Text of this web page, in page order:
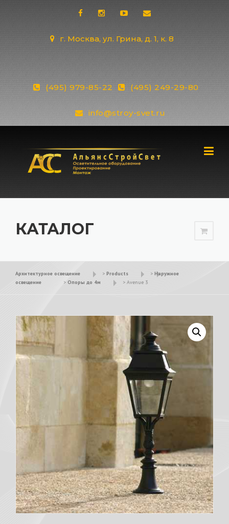
г. Москва, ул. Грина, д. 1, к. 8
(495) 979-85-22 (495) 249-29-80
info@stroy-svet.ru
КАТАЛОГ
Архитектурное освещение > Products > Наружное
освещение
> Опоры до 4м > Avenue 3